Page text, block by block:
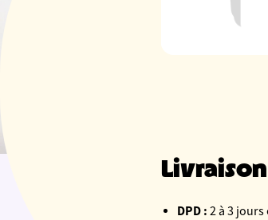
Livraison
DPD : 2 à 3 jours